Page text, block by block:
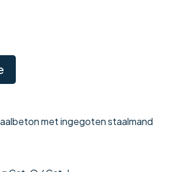
met ingegoten staalmand